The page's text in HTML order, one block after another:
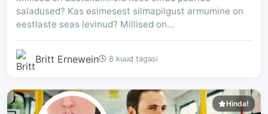
saladused? Kas esimesest silmapilgust armumine on
eestlaste seas levinud? Millised on...
Britt Ernewein 8 kuud tagasi
Hinda!